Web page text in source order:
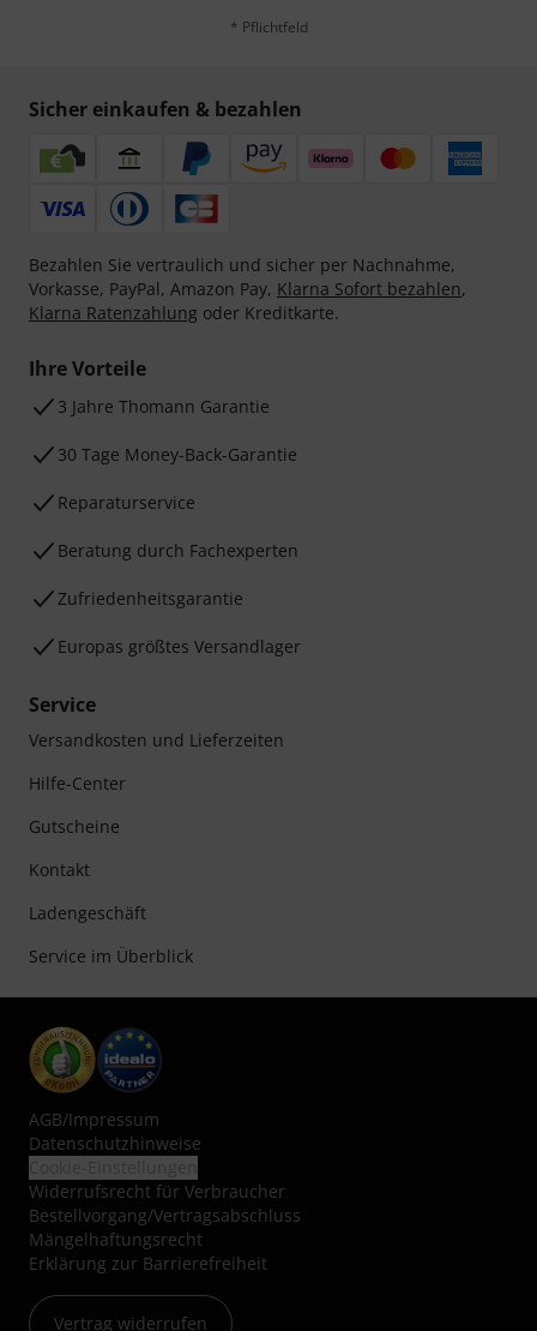
* Pflichtfeld
Sicher einkaufen & bezahlen
Bezahlen Sie vertraulich und sicher per Nachnahme,
Vorkasse, PayPal, Amazon Pay, Klarna Sofort bezahlen,
Klarna Ratenzahlung oder Kreditkarte.
Ihre Vorteile
3 Jahre Thomann Garantie
30 Tage Money-Back-Garantie
Reparaturservice
Beratung durch Fachexperten
Zufriedenheitsgarantie
Europas größtes Versandlager
Service
Versandkosten und Lieferzeiten
Hilfe-Center
Gutscheine
Kontakt
Ladengeschäft
Service im Überblick
AGB/Impressum
Datenschutzhinweise
Widerrufsrecht für Verbraucher
Bestellvorgang/Vertragsabschluss
Mängelhaftungsrecht
Erklärung zur Barrierefreiheit
Vertrag widerrufen